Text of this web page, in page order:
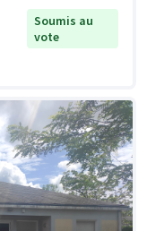
Soumis au
vote